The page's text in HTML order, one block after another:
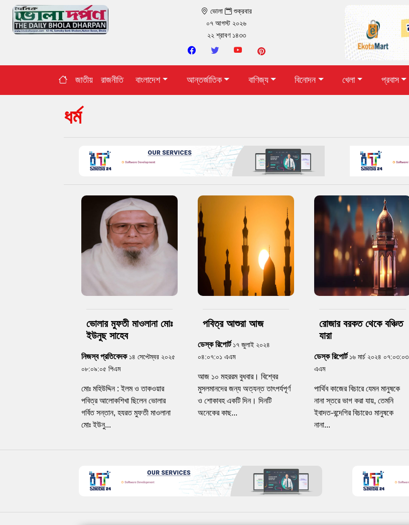
ভোলা
শুক্রবার
০৭ আগস্ট ২০২৬
২২ শ্রাবণ ১৪৩৩
জাতীয় রাজনীতি বাংলাদেশ আন্তর্জাতিক বাণিজ্য বিনোদন খেলা প্রবাস
ধর্ম
ভোলার মুফতী মাওলানা মোঃ
ইউনুছ সাহেব
নিজস্ব প্রতিবেদক ১৪ সেপ্টেম্বর ২০২৫
০৮:০৯:০৫ পিএম
মোঃ মহিউদ্দিন : ইলম ও তাকওয়ার
পবিত্র আলোকশিখা ছিলেন ভোলার
গর্বিত সন্তান, হযরত মুফতী মাওলানা
মোঃ ইউনু...
পবিত্র আশুরা আজ
ডেস্ক রিপোর্ট ১৭ জুলাই ২০২৪
০৪:০৭:০১ এএম
আজ ১০ মহররম বুধবার। বিশ্বের
মুসলমানদের জন্য অত্যন্ত তাৎপর্যপূর্ণ
ও শোকাবহ একটি দিন। দিনটি
অনেকের কাছ...
রোজার বরকত থেকে বঞ্চিত
যারা
ডেস্ক রিপোর্ট ১৬ মার্চ ২০২৪ ০৭:০৩:০৩
এএম
পার্থিব কাজের বিচারে যেমন মানুষকে
নানা স্তরে ভাগ করা যায়, তেমনি
ইবাদত-বন্দেগির বিচারেও মানুষকে
নানা...